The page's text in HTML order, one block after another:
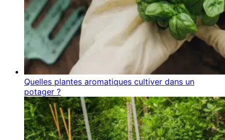
Quelles plantes aromatiques cultiver dans un
potager ?